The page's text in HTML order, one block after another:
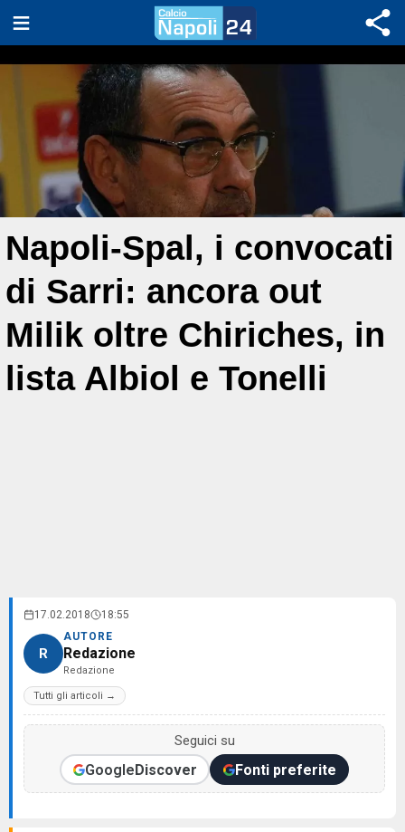
Napoli-Spal, i convocati
di Sarri: ancora out
Milik oltre Chiriches, in
lista Albiol e Tonelli
17.02.2018 18:55
R
AUTORE
Redazione
Redazione
Tutti gli articoli →
Seguici su
GoogleDiscover Fonti preferite